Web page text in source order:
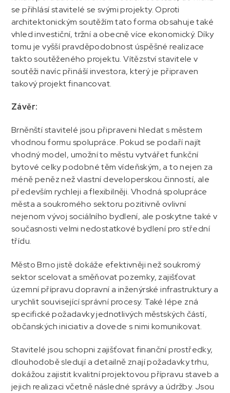
se přihlásí stavitelé se svými projekty. Oproti
architektonickým soutěžím tato forma obsahuje také
vhled investiční, tržní a obecně více ekonomický. Díky
tomu je vyšší pravděpodobnost úspěšné realizace
takto soutěženého projektu. Vítězství stavitele v
soutěži navíc přináší investora, který je připraven
takový projekt financovat.
Závěr:
Brněnští stavitelé jsou připraveni hledat s městem
vhodnou formu spolupráce. Pokud se podaří najít
vhodný model, umožní to městu vytvářet funkční
bytové celky podobné těm vídeňským, a to nejen za
méně peněz než vlastní developerskou činností, ale
především rychleji a flexibilněji. Vhodná spolupráce
města a soukromého sektoru pozitivně ovlivní
nejenom vývoj sociálního bydlení, ale poskytne také v
současnosti velmi nedostatkové bydlení pro střední
třídu.
Město Brno jistě dokáže efektivněji než soukromý
sektor scelovat a směňovat pozemky, zajišťovat
územní přípravu dopravní a inženýrské infrastruktury a
urychlit související správní procesy. Také lépe zná
specifické požadavky jednotlivých městských částí,
občanských iniciativ a dovede s nimi komunikovat.
Stavitelé jsou schopni zajišťovat finanční prostředky,
dlouhodobě sledují a detailně znají požadavky trhu,
dokážou zajistit kvalitní projektovou přípravu staveb a
jejich realizaci včetně následné správy a údržby. Jsou